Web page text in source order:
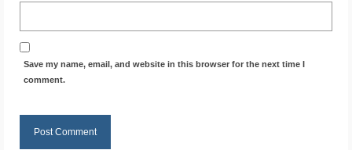
Save my name, email, and website in this browser for the next time I
comment.